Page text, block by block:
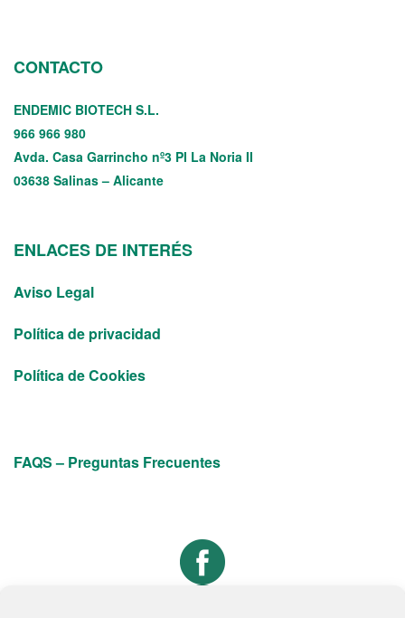
CONTACTO
ENDEMIC BIOTECH S.L.
966 966 980
Avda. Casa Garrincho nº3 PI La Noria II
03638 Salinas – Alicante
ENLACES DE INTERÉS
Aviso Legal
Política de privacidad
Política de Cookies
FAQS – Preguntas Frecuentes